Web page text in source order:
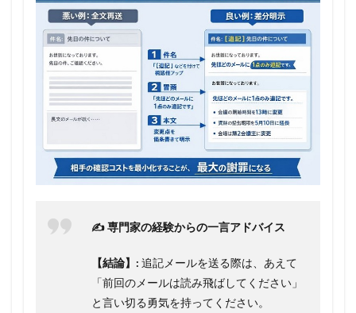
✍️ 専門家の経験からの一言アドバイス
【結論】: 追記メールを送る際は、あえて
「前回のメールは読み飛ばしてください」
と言い切る勇気を持ってください。